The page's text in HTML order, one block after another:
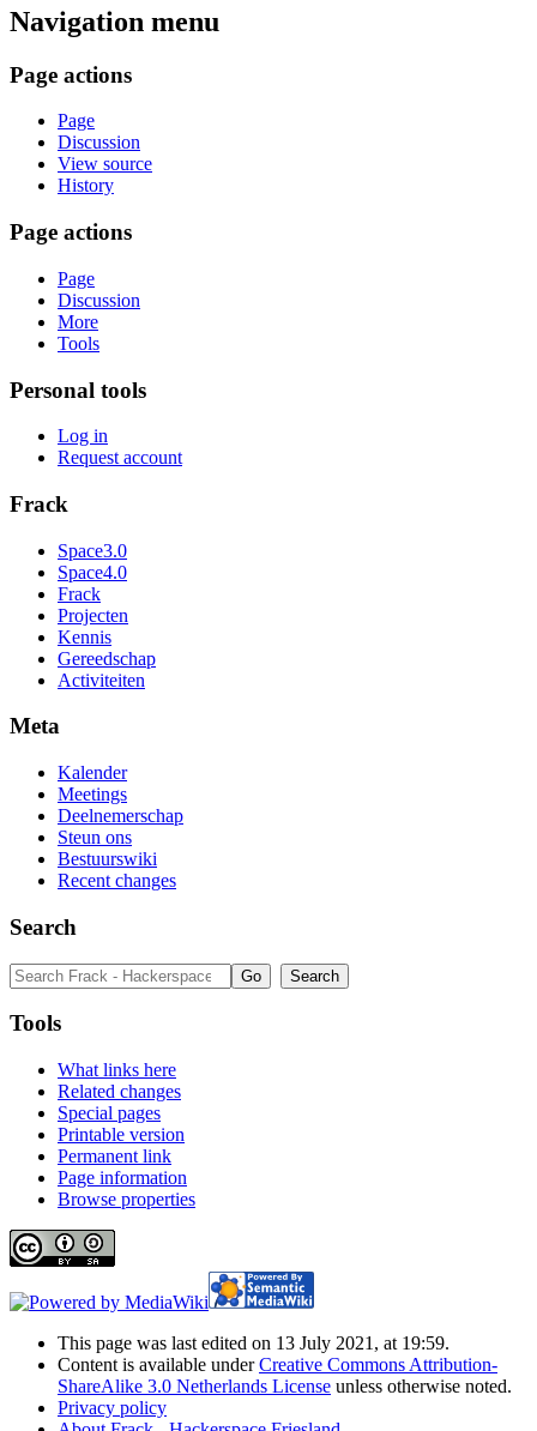
Navigation menu
Page actions
Page
Discussion
View source
History
Page actions
Page
Discussion
More
Tools
Personal tools
Log in
Request account
Frack
Space3.0
Space4.0
Frack
Projecten
Kennis
Gereedschap
Activiteiten
Meta
Kalender
Meetings
Deelnemerschap
Steun ons
Bestuurswiki
Recent changes
Search
Tools
What links here
Related changes
Special pages
Printable version
Permanent link
Page information
Browse properties
This page was last edited on 13 July 2021, at 19:59.
Content is available underCreative Commons Attribution-
ShareAlike 3.0 Netherlands License unless otherwise noted.
Privacy policy